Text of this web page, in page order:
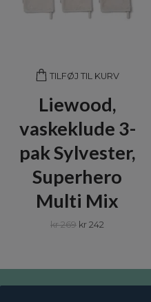
TILFØJ TIL KURV
Liewood,
vaskeklude 3-
pak Sylvester,
Superhero
Multi Mix
kr 269 kr 242